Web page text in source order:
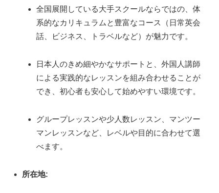
全国展開している大手スクールならではの、体
系的なカリキュラムと豊富なコース（日常英会
話、ビジネス、トラベルなど）が魅力です。
日本人のきめ細やかなサポートと、外国人講師
による実践的なレッスンを組み合わせることが
でき、初心者も安心して始めやすい環境です。
グループレッスンや少人数レッスン、マンツー
マンレッスンなど、レベルや目的に合わせて選
べます。
所在地: